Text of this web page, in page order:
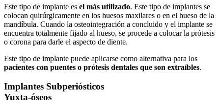
Este tipo de implante es el más utilizado. Este tipo de implantes se
colocan quirúrgicamente en los huesos maxilares o en el hueso de la
mandíbula. Cuando la osteointegración a concluido y el implante se
encuentra totalmente fijado al hueso, se procede a colocar la prótesis
o corona para darle el aspecto de diente.
Este tipo de implante puede aplicarse como alternativa para los
pacientes con puentes o prótesis dentales que son extraíbles.
Implantes Subperiósticos
Yuxta-óseos